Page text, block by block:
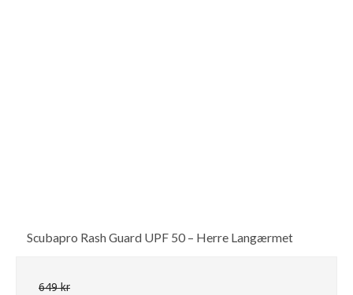
Scubapro Rash Guard UPF 50 – Herre Langærmet
649 kr